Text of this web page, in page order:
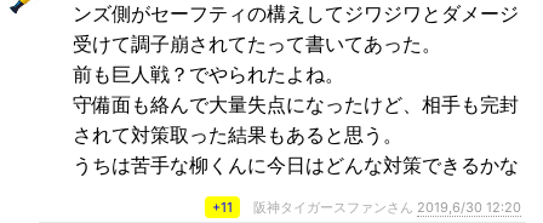
ンズ側がセーフティの構えしてジワジワとダメージ
受けて調子崩されてたって書いてあった。
前も巨人戦？でやられたよね。
守備面も絡んで大量失点になったけど、相手も完封
されて対策取った結果もあると思う。
うちは苦手な柳くんに今日はどんな対策できるかな
+11 阪神タイガースファンさん 2019,6/30 12:20